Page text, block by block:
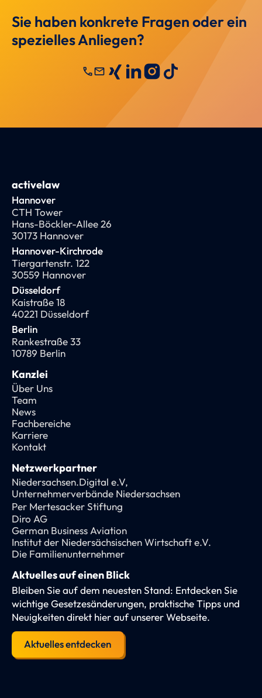
Sie haben konkrete Fragen oder ein
spezielles Anliegen?
callmail
activelaw
Hannover
CTH Tower
Hans-Böckler-Allee 26
30173 Hannover
Hannover-Kirchrode
Tiergartenstr. 122
30559 Hannover
Düsseldorf
Kaistraße 18
40221 Düsseldorf
Berlin
Rankestraße 33
10789 Berlin
Kanzlei
Über Uns
Team
News
Fachbereiche
Karriere
Kontakt
Netzwerkpartner
Niedersachsen.Digital e.V,
Unternehmerverbände Niedersachsen
Per Mertesacker Stiftung
Diro AG
German Business Aviation
Institut der Niedersächsischen Wirtschaft e.V.
Die Familienunternehmer
Aktuelles auf einen Blick
Bleiben Sie auf dem neuesten Stand: Entdecken Sie
wichtige Gesetzesänderungen, praktische Tipps und
Neuigkeiten direkt hier auf unserer Webseite.
Aktuelles entdecken